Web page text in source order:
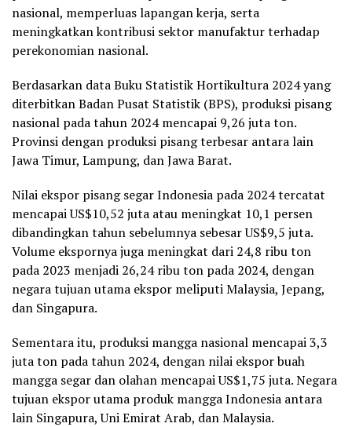
nasional, memperluas lapangan kerja, serta
meningkatkan kontribusi sektor manufaktur terhadap
perekonomian nasional.
Berdasarkan data Buku Statistik Hortikultura 2024 yang
diterbitkan Badan Pusat Statistik (BPS), produksi pisang
nasional pada tahun 2024 mencapai 9,26 juta ton.
Provinsi dengan produksi pisang terbesar antara lain
Jawa Timur, Lampung, dan Jawa Barat.
Nilai ekspor pisang segar Indonesia pada 2024 tercatat
mencapai US$10,52 juta atau meningkat 10,1 persen
dibandingkan tahun sebelumnya sebesar US$9,5 juta.
Volume ekspornya juga meningkat dari 24,8 ribu ton
pada 2023 menjadi 26,24 ribu ton pada 2024, dengan
negara tujuan utama ekspor meliputi Malaysia, Jepang,
dan Singapura.
Sementara itu, produksi mangga nasional mencapai 3,3
juta ton pada tahun 2024, dengan nilai ekspor buah
mangga segar dan olahan mencapai US$1,75 juta. Negara
tujuan ekspor utama produk mangga Indonesia antara
lain Singapura, Uni Emirat Arab, dan Malaysia.